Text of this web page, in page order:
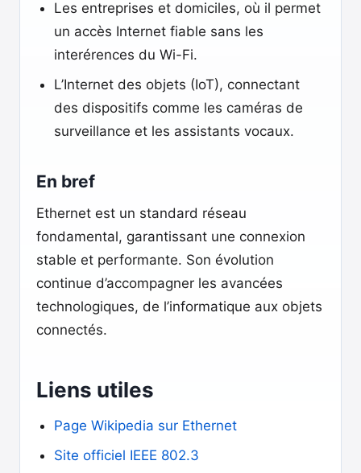
Les entreprises et domiciles, où il permet
un accès Internet fiable sans les
interérences du Wi-Fi.
L’Internet des objets (IoT), connectant
des dispositifs comme les caméras de
surveillance et les assistants vocaux.
En bref
Ethernet est un standard réseau
fondamental, garantissant une connexion
stable et performante. Son évolution
continue d’accompagner les avancées
technologiques, de l’informatique aux objets
connectés.
Liens utiles
Page Wikipedia sur Ethernet
Site officiel IEEE 802.3